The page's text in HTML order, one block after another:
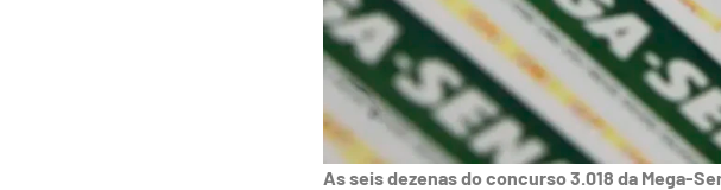
As seis dezenas do concurso 3.018 da Mega-